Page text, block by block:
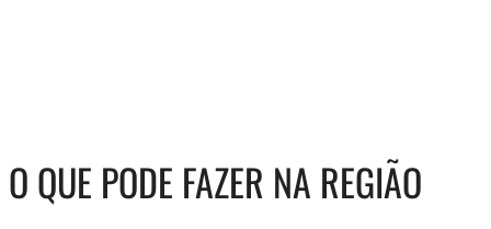
O QUE PODE FAZER NA REGIÃO